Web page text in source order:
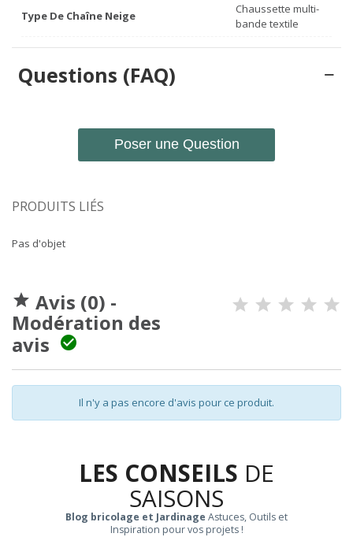
Type De Chaîne Neige
Chaussette multi-
bande textile
Questions (FAQ)
Poser une Question
PRODUITS LIÉS
Pas d'objet
 Avis (0) -
Modération des
avis

Il n'y a pas encore d'avis pour ce produit.
LES CONSEILS DE
SAISONS
Blog bricolage et Jardinage Astuces, Outils et
Inspiration pour vos projets !